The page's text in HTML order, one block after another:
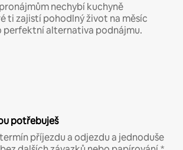
nechybí kuchyně
ti zajistí pohodlný život na měsíc
perfektní alternativa podnájmu.
potřebuješ
příjezdu a odjezdu a jednoduše